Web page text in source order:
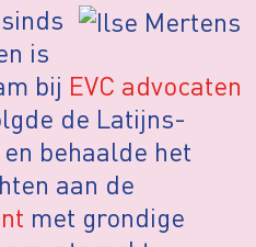
is
bij EVC advocaten
de Latijns-
behaalde het
aan de
met grondige